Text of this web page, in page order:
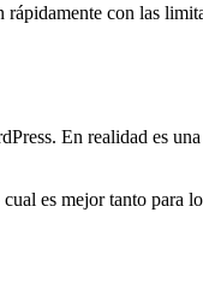
con las
En realidad es
es mejor tanto para